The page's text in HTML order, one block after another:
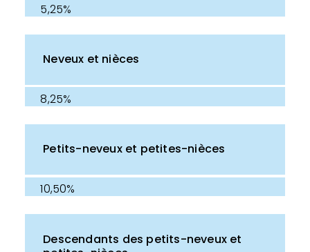
5,25%
Neveux et nièces
8,25%
Petits-neveux et petites-nièces
10,50%
Descendants des petits-neveux et